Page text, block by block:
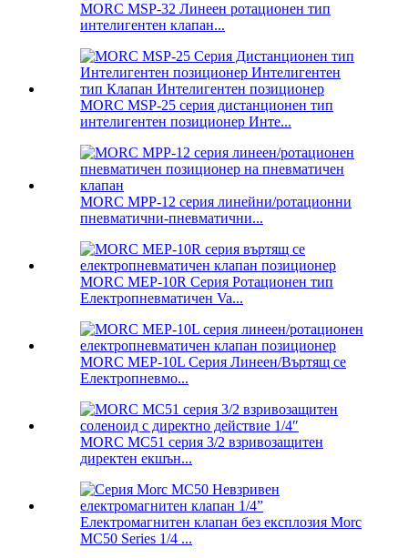
MORC MSP-32 Линеен ротационен тип
интелигентен клапан...
MORC MSP-25 серия дистанционен тип
интелигентен позиционер Инте...
MORC MPP-12 серия линейни/ротационни
пневматични-пневматични...
MORC MEP-10R Серия Ротационен тип
Електропневматичен Va...
MORC MEP-10L Серия Линеен/Въртящ се
Електропневмо...
MORC MC51 серия 3/2 взривозащитен
директен екшън...
Електромагнитен клапан без експлозия Morc
MC50 Series 1/4 ...